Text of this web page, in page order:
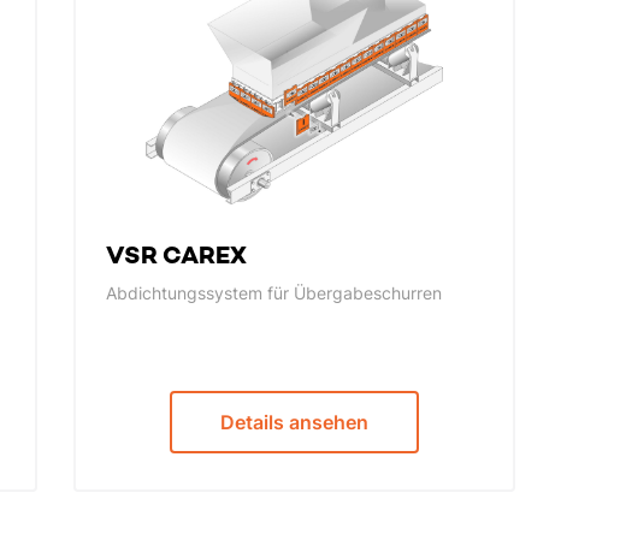
VSR CAREX
Abdichtungssystem für Übergabeschurren
Details ansehen